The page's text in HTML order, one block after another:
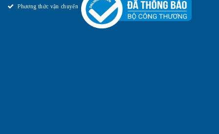
Phương thức vận chuyển